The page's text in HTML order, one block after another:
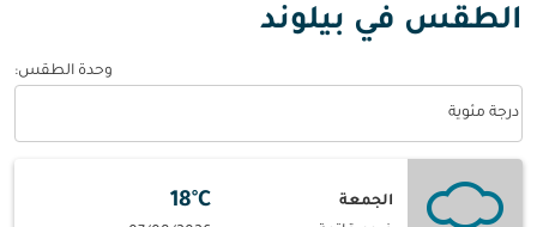
الطقس في بيلوند
وحدة الطقس:
درجة مئوية
الجمعة
18°C